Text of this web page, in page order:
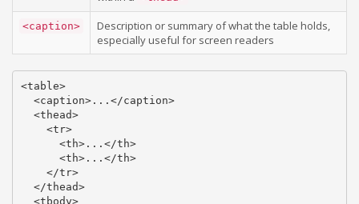
<caption>
Description or summary of what the table holds,
especially useful for screen readers
<table>
  <caption>...</caption>
  <thead>
    <tr>
      <th>...</th>
      <th>...</th>
    </tr>
  </thead>
  <tbody>